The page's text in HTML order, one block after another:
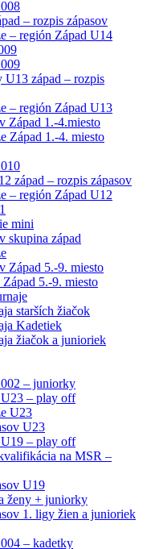
– rozpis zápasov
– región Západ U14
U13 západ – rozpis
– región Západ U13
Západ 1.-4.miesto
Západ 1.-4. miesto
západ – rozpis zápasov
– región Západ U12
mini
skupina západ
Západ 5.-9. miesto
5.-9. miesto
starších žiačok
Kadetiek
žiačok a junioriek
– juniorky
– play off
U23
U23
– play off
na MSR –
U19
ženy + juniorky
1. ligy žien a junioriek
– kadetky